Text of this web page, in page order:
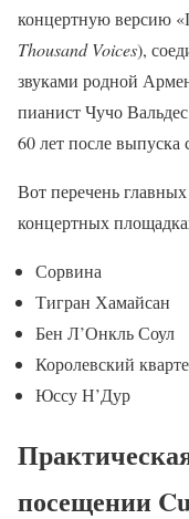
концертную версию
Thousand Voices),
звуками родной
пианист Чучо
60 лет после
Вот перечень
концертных
Сорвина
Тигран Хамайсан
Бен Л’Онкль Соул
Королевский
Юссу Н’Дур
посещении